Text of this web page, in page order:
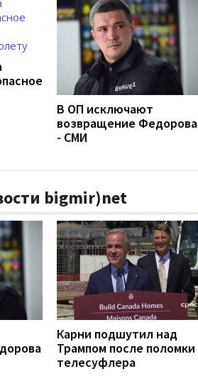
В ОП исключают
возвращение Федорова
- СМИ
bigmir)net
Карни подшутил над
Трампом после поломки
телесуфлера